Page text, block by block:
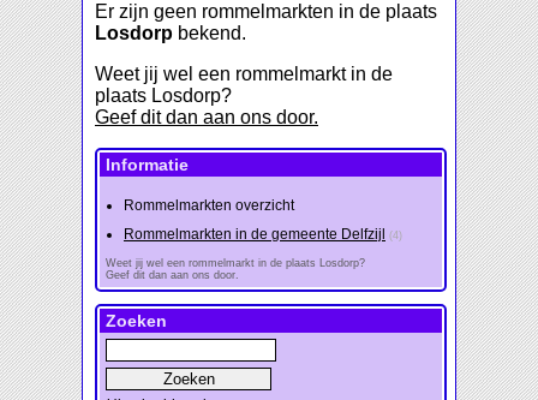
Er zijn geen rommelmarkten in de plaats
Losdorp bekend.
Weet jij wel een rommelmarkt in de
plaats Losdorp?
Geef dit dan aan ons door.
Informatie
Rommelmarkten overzicht
Rommelmarkten in de gemeente Delfzijl
(4)
Weet jij wel een rommelmarkt in de plaats Losdorp?
Geef dit dan aan ons door.
Zoeken